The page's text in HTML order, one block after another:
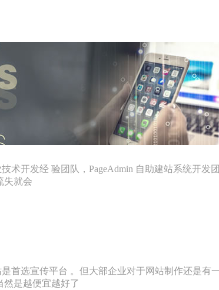
开发经 验团队，PageAdmin 自助建站系统开发
失就会
首选宣传平台 。但大部企业对于网站制作还是有
是越便宜越好了